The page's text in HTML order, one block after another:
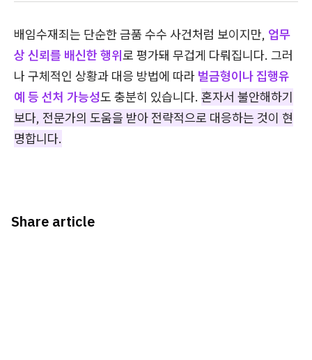
배임수재죄는 단순한 금품 수수 사건처럼 보이지만, 업무
상 신뢰를 배신한 행위로 평가돼 무겁게 다뤄집니다. 그러
나 구체적인 상황과 대응 방법에 따라 벌금형이나 집행유
예 등 선처 가능성도 충분히 있습니다. 혼자서 불안해하기
보다, 전문가의 도움을 받아 전략적으로 대응하는 것이 현
명합니다.
Share article